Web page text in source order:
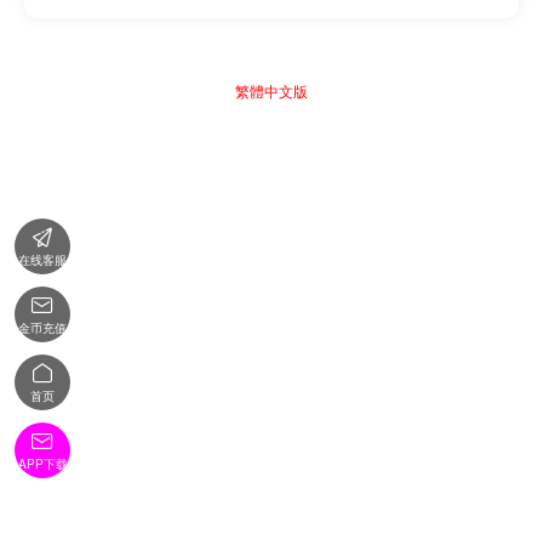
繁體中文版

在线客服

金币充值

首页

APP下载